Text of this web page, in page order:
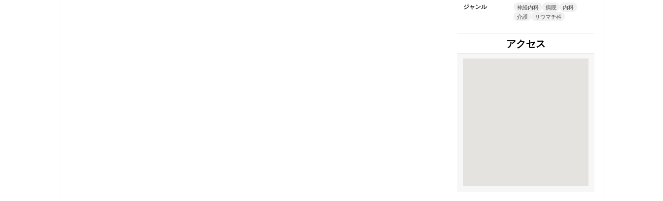
ジャンル 神経内科 病院
内科
介護
リウマチ科
アクセス